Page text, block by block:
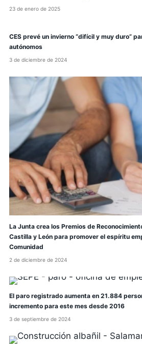
23 de enero de 2025
CES prevé un invierno “difícil y muy duro”
autónomos
3 de diciembre de 2024
La Junta crea los Premios de
Castilla y León para promover el espíritu
Comunidad
2 de diciembre de 2024
El paro registrado aumenta en 21.884
incremento para este mes desde 2016
3 de septiembre de 2024